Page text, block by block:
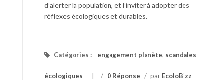
d’alerter la population, et l’inviter à adopter des
réflexes écologiques et durables.
Catégories : engagement planète, scandales
écologiques / 0 Réponse / par EcoloBizz